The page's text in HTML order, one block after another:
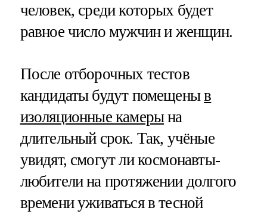
человек, среди которых будет
равное число мужчин и женщин.
После отборочных тестов
кандидаты будут помещеныв
изоляционные камерына
длительный срок. Так, учёные
увидят, смогут ли космонавты-
любители на протяжении долгого
времени уживаться в тесной